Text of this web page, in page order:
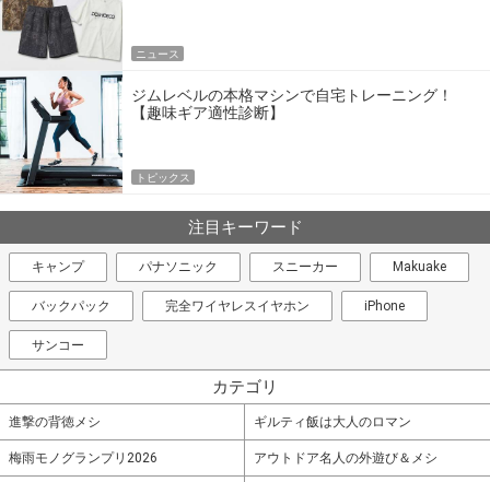
ニュース
ジムレベルの本格マシンで自宅トレーニング！
【趣味ギア適性診断】
トピックス
注目キーワード
キャンプ パナソニック スニーカー Makuake
バックパック 完全ワイヤレスイヤホン iPhone
サンコー
カテゴリ
進撃の背徳メシ ギルティ飯は大人のロマン
梅雨モノグランプリ2026 アウトドア名人の外遊び＆メシ